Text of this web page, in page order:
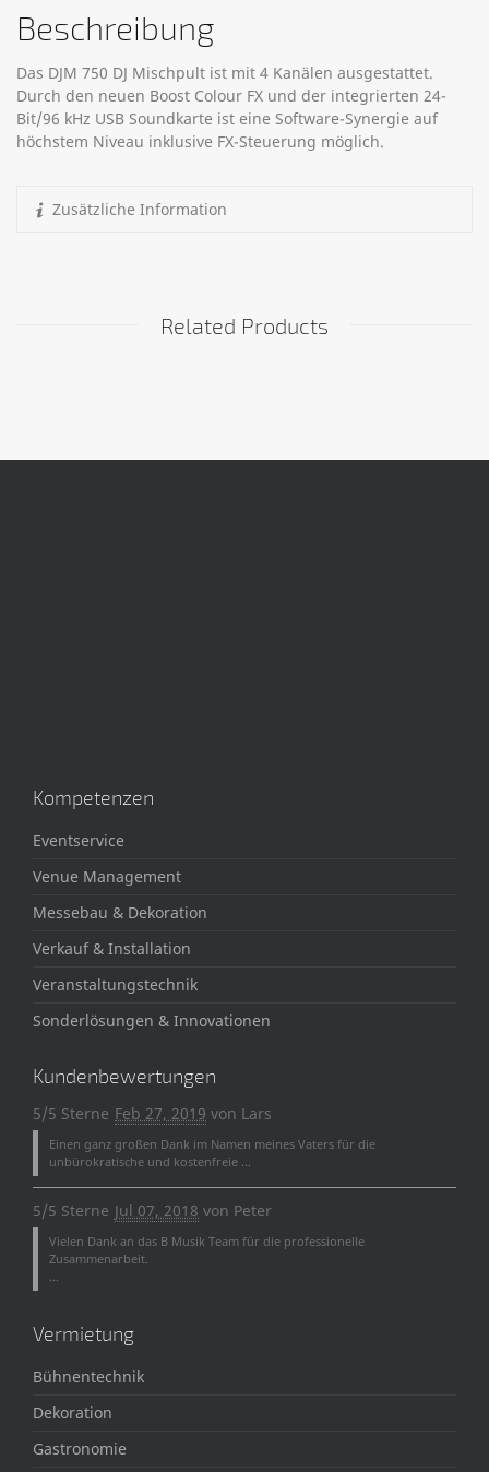
Beschreibung
Das DJM 750 DJ Mischpult ist mit 4 Kanälen ausgestattet.
Durch den neuen Boost Colour FX und der integrierten 24-
Bit/96 kHz USB Soundkarte ist eine Software-Synergie auf
höchstem Niveau inklusive FX-Steuerung möglich.
Zusätzliche Information
Related Products
Kompetenzen
Eventservice
Venue Management
Messebau & Dekoration
Verkauf & Installation
Veranstaltungstechnik
Sonderlösungen & Innovationen
Kundenbewertungen
5/5 Sterne Feb 27, 2019 von Lars
Einen ganz großen Dank im Namen meines Vaters für die
unbürokratische und kostenfreie ...
5/5 Sterne Jul 07, 2018 von Peter
Vielen Dank an das B Musik Team für die professionelle
Zusammenarbeit.
Vermietung
Bühnentechnik
Dekoration
Gastronomie